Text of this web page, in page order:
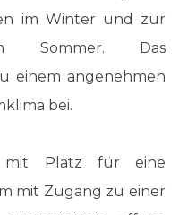
im Winter und zur
Sommer. Das
einem angenehmen
bei.
mit Platz für eine
mit Zugang zu einer